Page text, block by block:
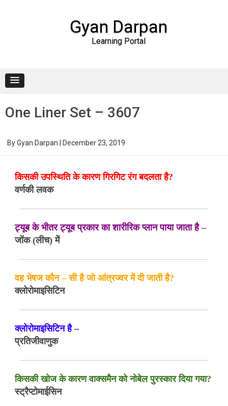
Gyan Darpan
Learning Portal
One Liner Set – 3607
ByGyan Darpan December 23, 2019
किसकी उपस्थिति के कारण गिरगिट रंग बदलता है?
वर्णकी लवक
ट्यूब के भीतर ट्यूब प्रकार का शारीरिक प्लान पाया जाता है –
जोंक (लीच) में
वह भेषज कौन – सी है जो आंत्रज्वर में दी जाती है?
क्लोरोमाइसिटिन
क्लोरोमाइसिटिन है –
प्रतिजीवाणुक
किसकी खोज के कारण वाक्समैन को नोबेल पुरस्कार दिया गया?
स्ट्रैप्टोमाईसिन